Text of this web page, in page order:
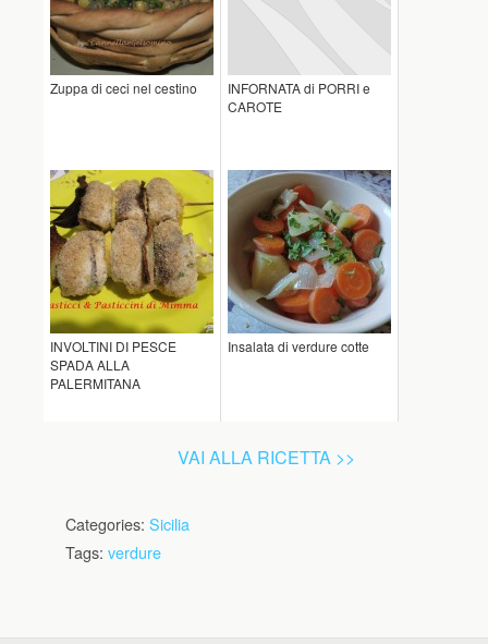
Zuppa di ceci nel cestino
INFORNATA di PORRI e
CAROTE
INVOLTINI DI PESCE
SPADA ALLA
PALERMITANA
Insalata di verdure cotte
VAI ALLA RICETTA >>
Categories: Sicilia
Tags: verdure